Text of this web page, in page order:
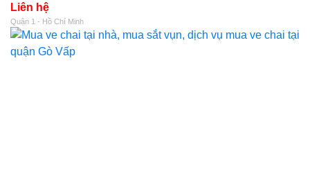
Liên hệ
Quận 1 - Hồ Chí Minh